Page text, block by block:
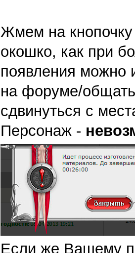
Жмем на
окошко, как при
появления можно
на форуме/
сдвинуться с
Персонаж -
Если же Вашему